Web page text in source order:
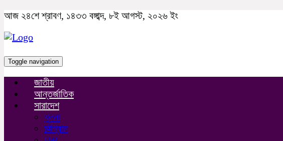
আজ ২৪শে শ্রাবণ, ১৪৩৩ বঙ্গাব্দ, ৮ই আগস্ট, ২০২৬ ইং
Toggle navigation
জাতীয়
আন্তর্জাতিক
সারাদেশ
খুলনা
চট্টগ্রাম